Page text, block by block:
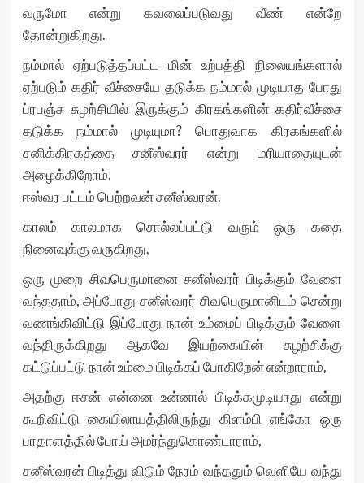
வருமோ என்று கவலைப்படுவது வீண் என்றே
தோன்றுகிறது.
நம்மால் ஏற்படுத்தப்பட்ட மின் உற்பத்தி நிலையங்களால்
ஏற்படும் கதிர் வீச்சையே தடுக்க நம்மால் முடியாத போது
ப்ரபஞ்ச சுழற்சியில் இருக்கும் கிரகங்களின் கதிர்வீச்சை
தடுக்க நம்மால் முடியுமா? பொதுவாக கிரகங்களில்
சனிக்கிரகத்தை சனீஸ்வரர் என்று மரியாதையுடன்
அழைக்கிறோம்.
ஈஸ்வர பட்டம் பெற்றவன் சனீஸ்வரன்.
காலம் காலமாக சொல்லப்பட்டு வரும் ஒரு கதை
நினைவுக்கு வருகிறது,
ஒரு முறை சிவபெருமானை சனீஸ்வரர் பிடிக்கும் வேளை
வந்ததாம், அப்போது சனீஸ்வரர் சிவபெருமானிடம் சென்று
வணங்கிவிட்டு இப்போது நான் உம்மைப் பிடிக்கும் வேளை
வந்திருக்கிறது ஆகவே இயற்கையின் சுழற்சிக்கு
கட்டுப்பட்டு நான் உம்மை பிடிக்கப் போகிறேன் என்றாராம்,
அதற்கு ஈசன் என்னை உன்னால் பிடிக்கமுடியாது என்று
கூறிவிட்டு கையிலாயத்திலிருந்து கிளம்பி எங்கோ ஒரு
பாதாளத்தில் போய் அமர்ந்துகொண்டாராம்,
சனீஸ்வரன் பிடித்து விடும் நேரம் வந்ததும் வெளியே வந்து